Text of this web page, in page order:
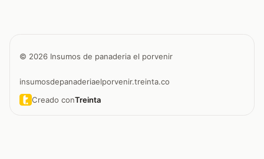
© 2026 Insumos de panaderia el porvenir
insumosdepanaderiaelporvenir.treinta.co
Creado conTreinta